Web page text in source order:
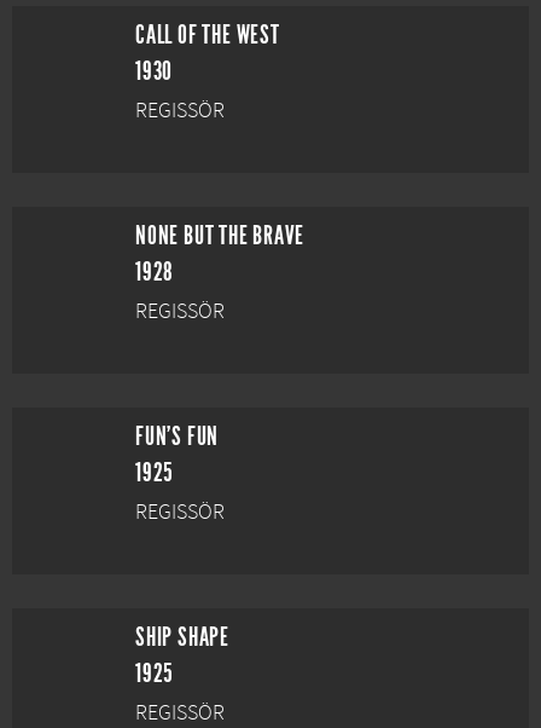
CALL OF THE WEST
1930
REGISSÖR
NONE BUT THE BRAVE
1928
REGISSÖR
FUN'S FUN
1925
REGISSÖR
SHIP SHAPE
1925
REGISSÖR